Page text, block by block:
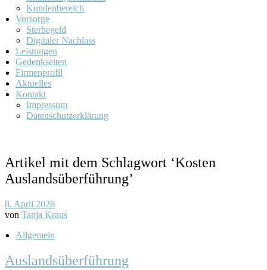
Kundenbereich
Vorsorge
Sterbegeld
Digitaler Nachlass
Leistungen
Gedenkseiten
Firmenprofil
Aktuelles
Kontakt
Impressum
Datenschutzerklärung
Artikel mit dem Schlagwort ‘Kosten
Auslandsüberführung’
8. April 2026
von Tanja Kraus
Allgemein
Auslandsüberführung